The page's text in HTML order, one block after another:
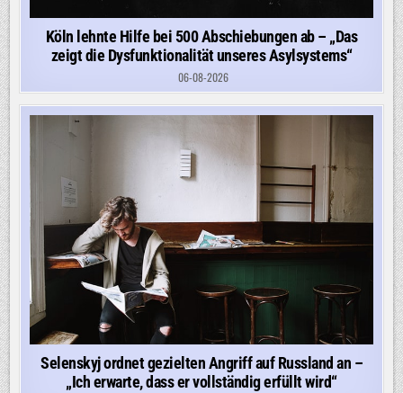
Köln lehnte Hilfe bei 500 Abschiebungen ab – „Das
zeigt die Dysfunktionalität unseres Asylsystems“
06-08-2026
Selenskyj ordnet gezielten Angriff auf Russland an –
„Ich erwarte, dass er vollständig erfüllt wird“